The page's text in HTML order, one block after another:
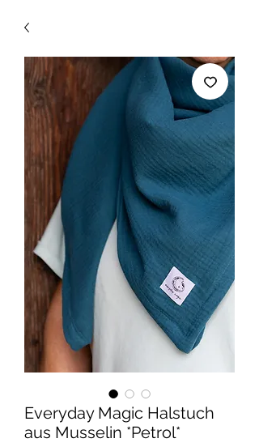
Everyday Magic Halstuch
aus Musselin *Petrol*